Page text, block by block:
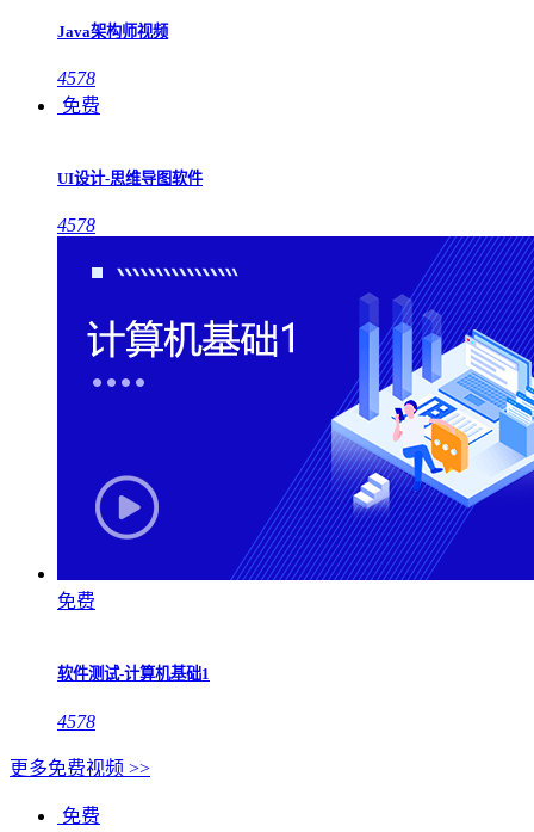
Java架构师视频
4578
免费
UI设计-思维导图软件
4578
免费
软件测试-计算机基础1
4578
更多免费视频 >>
免费